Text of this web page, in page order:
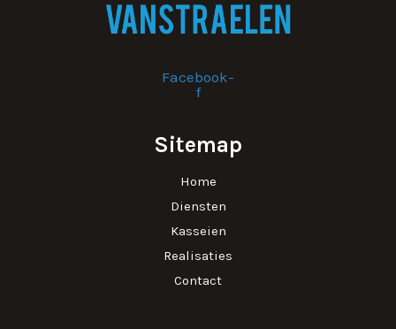
Facebook-
f
Sitemap
Home
Diensten
Kasseien
Realisaties
Contact